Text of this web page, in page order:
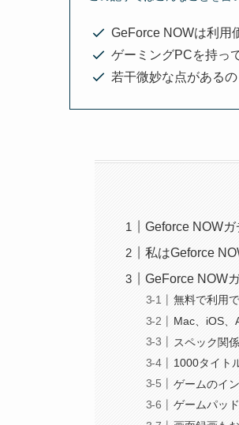
GeForce NOWは利用
ゲーミングPCを持っ
若干微妙な点がある
Geforce NOW
私はGeforce
GeForce NOW
無料で利用
Mac、iOS、
スペック関
1000タイト
ゲームのイ
ゲームパッ